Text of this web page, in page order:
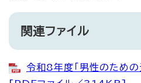
関連ファイル
令和8年度「男性のための